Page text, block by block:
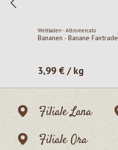
Weltladen - Altromercato
Bananen - Banane Fairtrade
Prezzo normale:
3,99 € / kg
Filiale Lana
Filiale Ora